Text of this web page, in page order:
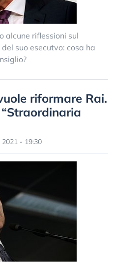
alcune riflessioni sul
suo esecutvo: cosa ha
riformare Rai.
2021 - 19:30